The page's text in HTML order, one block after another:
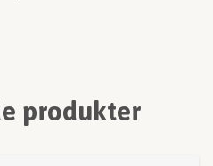
produkter